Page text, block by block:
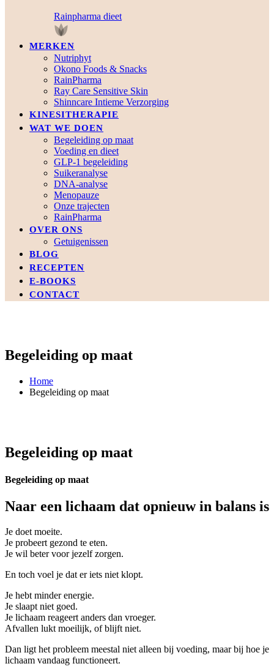
Rainpharma dieet
MERKEN
Nutriphyt
Okono Foods & Snacks
RainPharma
Ray Care Sensitive Skin
Shinncare Intieme Verzorging
KINESITHERAPIE
WAT WE DOEN
Begeleiding op maat
Voeding en dieet
GLP-1 begeleiding
Suikeranalyse
DNA-analyse
Menopauze
Onze trajecten
RainPharma
OVER ONS
Getuigenissen
BLOG
RECEPTEN
E-BOOKS
CONTACT
Begeleiding op maat
Home
Begeleiding op maat
Begeleiding op maat
Begeleiding op maat
Naar een lichaam dat opnieuw in balans is
Je doet moeite.
Je probeert gezond te eten.
Je wil beter voor jezelf zorgen.
En toch voel je dat er iets niet klopt.
Je hebt minder energie.
Je slaapt niet goed.
Je lichaam reageert anders dan vroeger.
Afvallen lukt moeilijk, of blijft niet.
Dan ligt het probleem meestal niet alleen bij voeding, maar bij hoe je
lichaam vandaag functioneert.